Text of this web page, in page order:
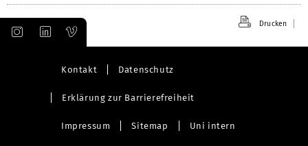
Drucken
Kontakt Datenschutz
Erklärung zur Barrierefreiheit
Impressum Sitemap Uni intern